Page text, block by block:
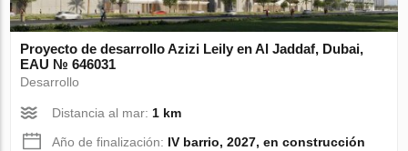
Proyecto de desarrollo Azizi Leily en Al Jaddaf, Dubai,
EAU № 646031
Desarrollo
Distancia al mar: 1 km
Año de finalización: IV barrio, 2027, en construcción